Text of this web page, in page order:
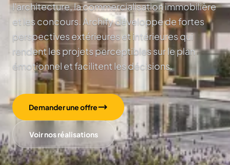
l'architecture, la commercialisation immobilière
et les concours. Archify développe de fortes
perspectives extérieures et intérieures qui
rendent les projets perceptibles sur le plan
émotionnel et facilitent les décisions.
Demander une offre
Voir nos réalisations